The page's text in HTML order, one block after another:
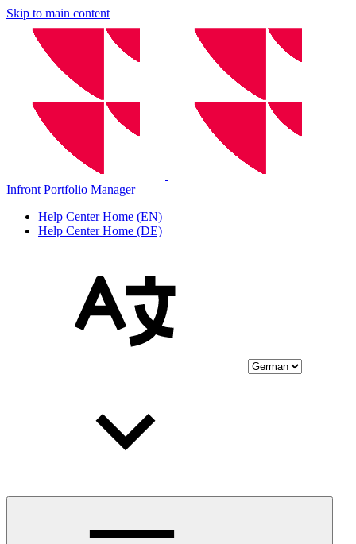
Skip to main content
Infront Portfolio Manager
Help Center Home (EN)
Help Center Home (DE)